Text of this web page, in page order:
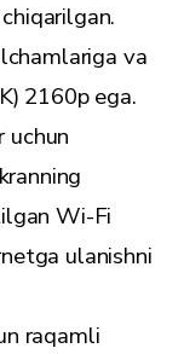
va
2160p ega.
uchun
Wi-Fi
ulanishni
raqamli